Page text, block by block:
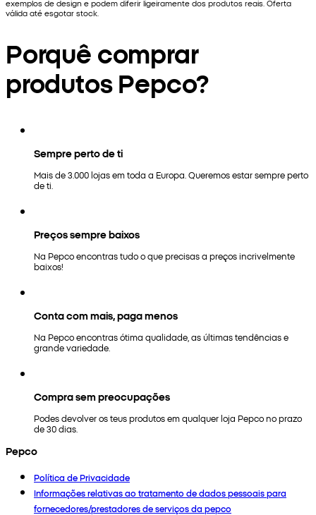
exemplos de design e podem diferir ligeiramente dos produtos reais. Oferta
válida até esgotar stock.
Porquê comprar
produtos Pepco?
Sempre perto de ti
Mais de 3.000 lojas em toda a Europa. Queremos estar sempre perto
de ti.
Preços sempre baixos
Na Pepco encontras tudo o que precisas a preços incrivelmente
baixos!
Conta com mais, paga menos
Na Pepco encontras ótima qualidade, as últimas tendências e
grande variedade.
Compra sem preocupações
Podes devolver os teus produtos em qualquer loja Pepco no prazo
de 30 dias.
Pepco
Política de Privacidade
Informações relativas ao tratamento de dados pessoais para
fornecedores/prestadores de serviços da pepco